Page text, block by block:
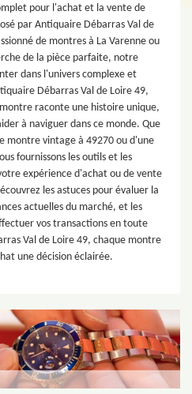
pour l'achat et la vente de
par Antiquaire Débarras Val de
de montres à La Varenne ou
de la pièce parfaite, notre
dans l'univers complexe et
Débarras Val de Loire 49,
raconte une histoire unique,
à naviguer dans ce monde. Que
montre vintage à 49270 ou d'une
fournissons les outils et les
expérience d'achat ou de vente
les astuces pour évaluer la
actuelles du marché, et les
vos transactions en toute
Val de Loire 49, chaque montre
une décision éclairée.